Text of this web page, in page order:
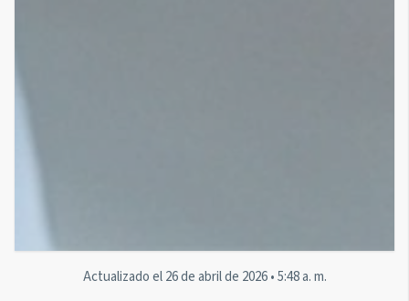
Actualizado el26 de abril de 2026•5:48 a. m.